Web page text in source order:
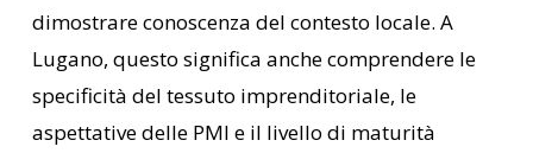
dimostrare conoscenza del contesto locale. A
Lugano, questo significa anche comprendere le
specificità del tessuto imprenditoriale, le
aspettative delle PMI e il livello di maturità